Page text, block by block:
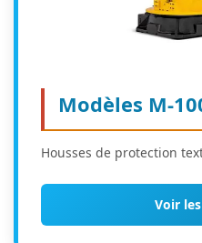
Modèles M-
Housses de protection
Voir